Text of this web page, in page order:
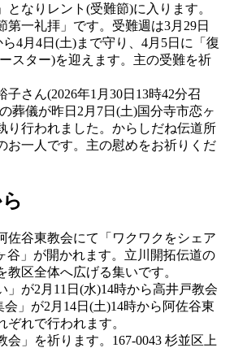
となりレント(受難節)に入ります。
第一礼拝」です。受難週は3月29日
4月4日(土)まで守り、4月5日に「復
スター)を迎えます。主の受難を祈
子さん(2026年1月30日13時42分召
葬儀が昨日2月7日(土)国分寺市恋ヶ
り行われました。からしだね伝道所
お一人です。主の慰めをお祈りくだ
佐谷東教会にて「ワクワクをシェア
谷」が開かれます。立川開拓伝道の
教区全体へ広げる集いです。
」が2月11日(水)14時から高井戸教会
会」が2月14日(土)14時から阿佐谷東
ぞれで行われます。
会」を祈ります。167-0043 杉並区上